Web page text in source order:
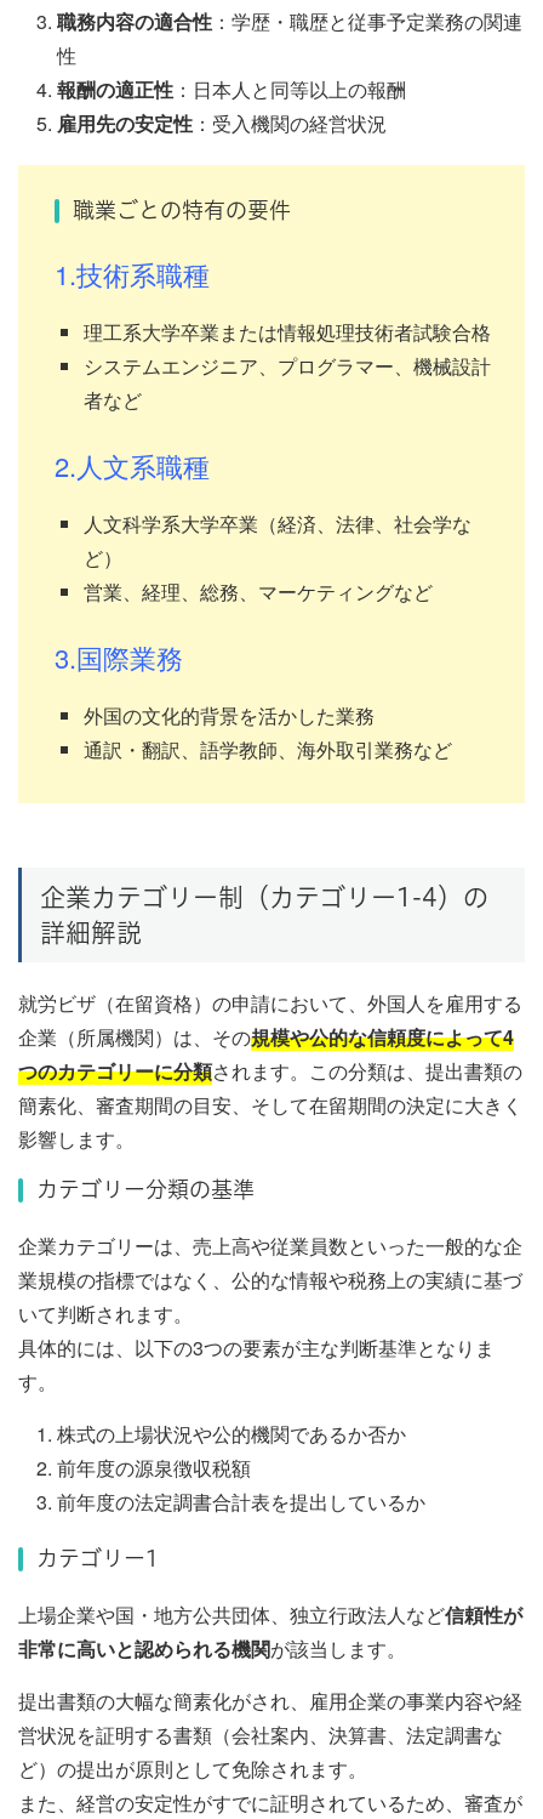
職務内容の適合性 ：学歴・職歴と従事予定業務の関連
性
報酬の適正性 ：日本人と同等以上の報酬
雇用先の安定性 ：受入機関の経営状況
職業ごとの特有の要件
1.技術系職種
理工系大学卒業または情報処理技術者試験合格
システムエンジニア、プログラマー、機械設計
者など
2.人文系職種
人文科学系大学卒業（経済、法律、社会学な
ど）
営業、経理、総務、マーケティングなど
3.国際業務
外国の文化的背景を活かした業務
通訳・翻訳、語学教師、海外取引業務など
企業カテゴリー制（カテゴリー1-4）の
詳細解説
就労ビザ（在留資格）の申請において、外国人を雇用する
企業（所属機関）は、その規模や公的な信頼度によって4
つのカテゴリーに分類されます。この分類は、提出書類の
簡素化、審査期間の目安、そして在留期間の決定に大きく
影響します。
カテゴリー分類の基準
企業カテゴリーは、売上高や従業員数といった一般的な企
業規模の指標ではなく、 公的な情報や税務上の実績に基づ
いて判断されます。
具体的には、以下の3つの要素が主な判断基準となりま
す。
株式の上場状況や公的機関であるか否か
前年度の源泉徴収税額
前年度の法定調書合計表を提出しているか
カテゴリー1
上場企業や国・地方公共団体、独立行政法人など信頼性が
非常に高いと認められる機関が該当します。
提出書類の大幅な簡素化がされ、雇用企業の事業内容や経
営状況を証明する書類（会社案内、決算書、法定調書な
ど）の提出が原則として免除されます。
また、経営の安定性がすでに証明されているため、審査が